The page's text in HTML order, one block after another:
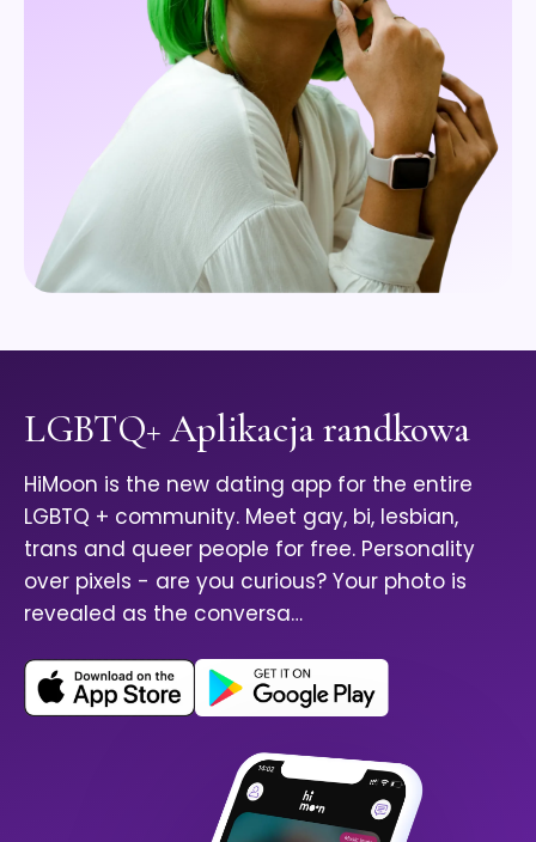
LGBTQ+ Aplikacja randkowa
HiMoon is the new dating app for the entire
LGBTQ + community. Meet gay, bi, lesbian,
trans and queer people for free. Personality
over pixels - are you curious? Your photo is
revealed as the conversa…